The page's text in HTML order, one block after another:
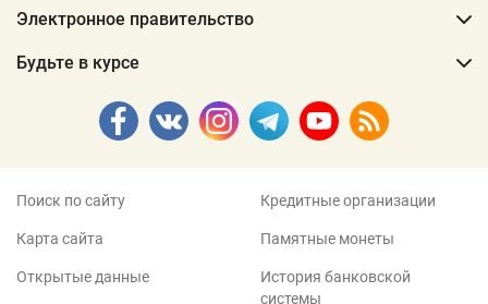
Электронное правительство
Будьте в курсе
Поиск по сайту
Карта сайта
Открытые данные
Кредитные организации
Памятные монеты
История банковской
системы